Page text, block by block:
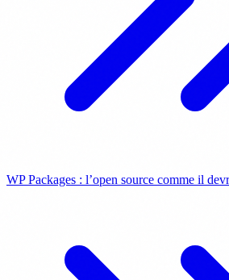
WP Packages : l’open source comme il